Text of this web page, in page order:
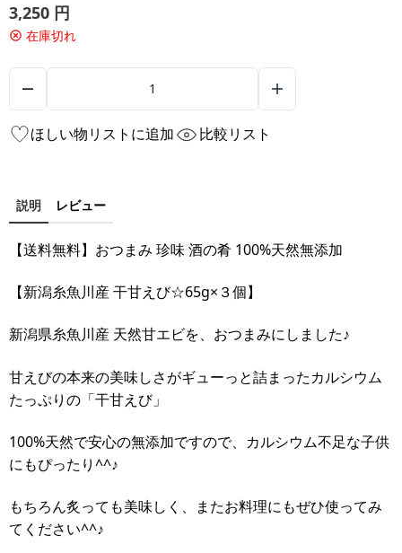
3,250 円
在庫切れ
ほしい物リストに追加 比較リスト
説明 レビュー
【送料無料】おつまみ 珍味 酒の肴 100%天然無添加
【新潟糸魚川産 干甘えび☆65g×３個】
新潟県糸魚川産 天然甘エビを、おつまみにしました♪
甘えびの本来の美味しさがギューっと詰まったカルシウム
たっぷりの「干甘えび」
100%天然で安心の無添加ですので、カルシウム不足な子供
にもぴったり^^♪
もちろん炙っても美味しく、またお料理にもぜひ使ってみ
てください^^♪